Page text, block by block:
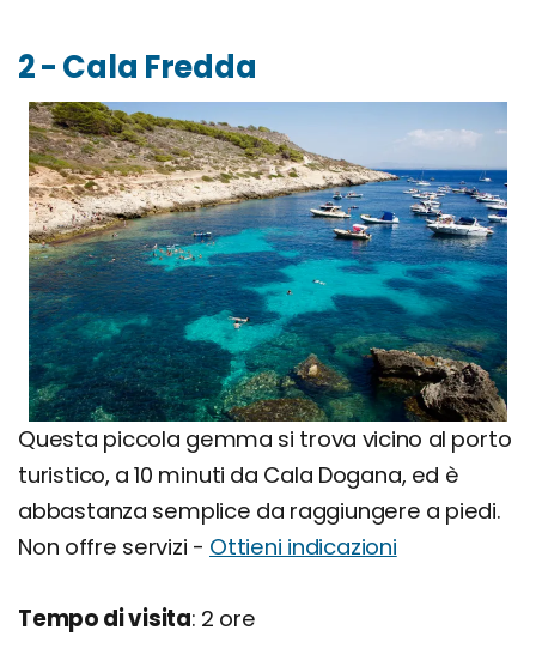
2 - Cala Fredda
Questa piccola gemma si trova vicino al porto
turistico, a 10 minuti da Cala Dogana, ed è
abbastanza semplice da raggiungere a piedi.
Non offre servizi - Ottieni indicazioni
Tempo di visita: 2 ore